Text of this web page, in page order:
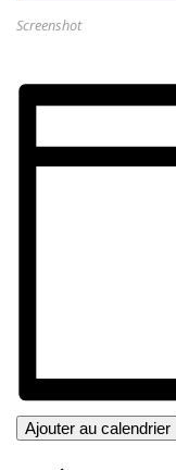
Screenshot
Ajouter au calendrier